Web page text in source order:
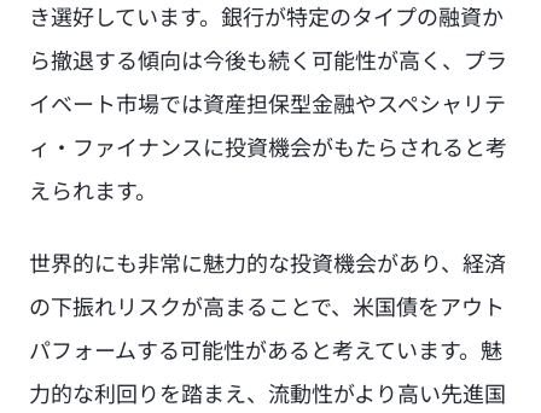
き選好しています。銀行が特定のタイプの融資か
ら撤退する傾向は今後も続く可能性が高く、プラ
イベート市場では資産担保型金融やスペシャリテ
ィ・ファイナンスに投資機会がもたらされると考
えられます。
世界的にも非常に魅力的な投資機会があり、経済
の下振れリスクが高まることで、米国債をアウト
パフォームする可能性があると考えています。魅
力的な利回りを踏まえ、流動性がより高い先進国